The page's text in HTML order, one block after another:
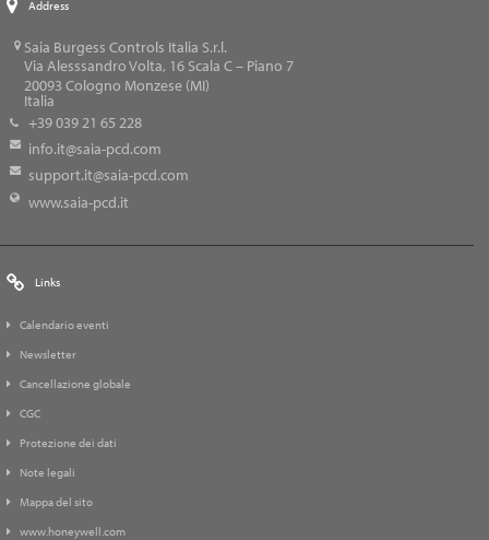
Address
Saia Burgess Controls Italia S.r.l.
Via Alesssandro Volta, 16 Scala C – Piano 7
20093 Cologno Monzese (MI)
Italia
+39 039 21 65 228
info.it@saia-pcd.com
support.it@saia-pcd.com
www.saia-pcd.it
Links
Calendario eventi
Newsletter
Cancellazione globale
CGC
Protezione dei dati
Note legali
Mappa del sito
www.honeywell.com